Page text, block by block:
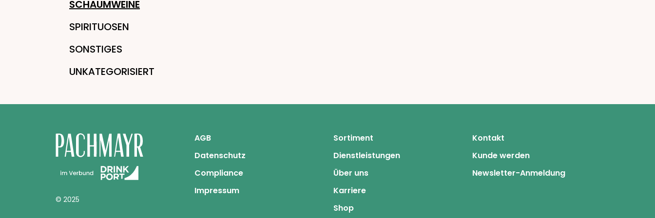
SCHAUMWEINE
SPIRITUOSEN
SONSTIGES
UNKATEGORISIERT
© 2025
AGB
Datenschutz
Compliance
Impressum
Sortiment
Dienstleistungen
Über uns
Karriere
Shop
Kontakt
Kunde werden
Newsletter-Anmeldung